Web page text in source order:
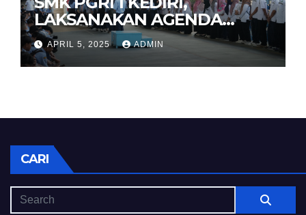
LAKSANAKAN AGENDA
HALAL BIHALAL
APRIL 5, 2025 ADMIN
CARI